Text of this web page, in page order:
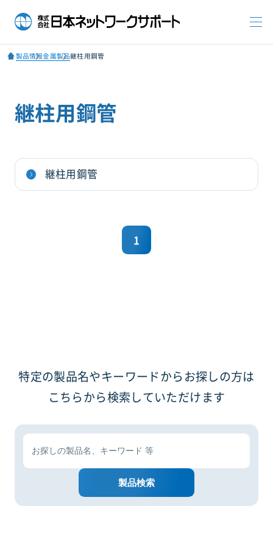
製品情報金属製品継柱用鋼管
継柱用鋼管
継柱用鋼管
1
特定の製品名やキーワードからお探しの方は
こちらから検索していただけます
製品検索